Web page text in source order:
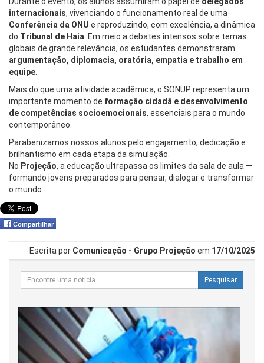
internacionais, vivenciando o funcionamento real de uma
Conferência da ONU e reproduzindo, com excelência, a dinâmica
do Tribunal de Haia . Em meio a debates intensos sobre temas
globais de grande relevância, os estudantes demonstraram
argumentação, diplomacia, oratória, empatia e trabalho em
equipe
Mais do que uma atividade acadêmica, o SONUP representa um
importante momento de formação cidadã e desenvolvimento
de competências socioemocionais, essenciais para o mundo
contemporâneo.
Parabenizamos nossos alunos pelo engajamento, dedicação e
brilhantismo em cada etapa da simulação.
No Projeção, a educação ultrapassa os limites da sala de aula —
formando jovens preparados para pensar, dialogar e transformar
o mundo.
Compartilhar
Escrita por Comunicação - Grupo Projeção em 17/10/2025
Pesquisar